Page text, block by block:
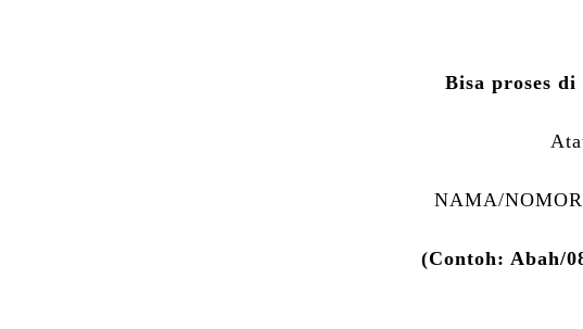
Bisa proses
NAMA/
(Contoh: Abah/